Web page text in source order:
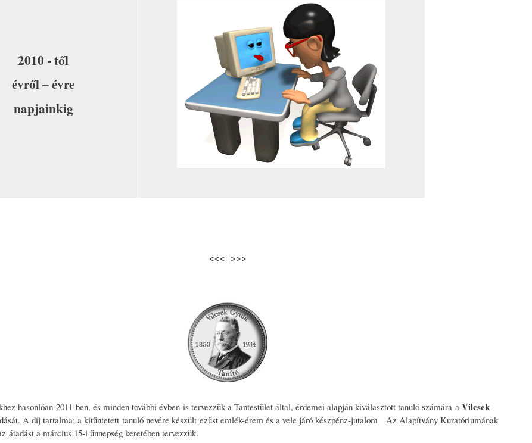
2010 - től
évről – évre
napjainkig
<<< >>>
hasonlóan 2011-ben, és minden további évben is tervezzük a Tantestület által, érdemei alapján kiválasztott tanuló számára a Vilcsek
A díj tartalma: a kitüntetett tanuló nevére készült ezüst emlék-érem és a vele járó készpénz-jutalom Az Alapítvány Kuratóriumának
átadást a március 15-i ünnepség keretében tervezzük.